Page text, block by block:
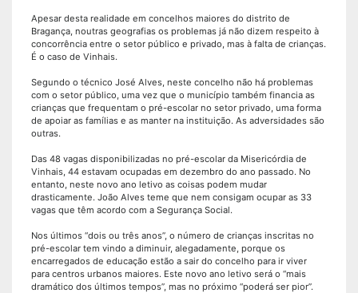
Apesar desta realidade em concelhos maiores do distrito de
Bragança, noutras geografias os problemas já não dizem respeito à
concorrência entre o setor público e privado, mas à falta de crianças.
É o caso de Vinhais.
Segundo o técnico José Alves, neste concelho não há problemas
com o setor público, uma vez que o município também financia as
crianças que frequentam o pré-escolar no setor privado, uma forma
de apoiar as famílias e as manter na instituição. As adversidades são
outras.
Das 48 vagas disponibilizadas no pré-escolar da Misericórdia de
Vinhais, 44 estavam ocupadas em dezembro do ano passado. No
entanto, neste novo ano letivo as coisas podem mudar
drasticamente. João Alves teme que nem consigam ocupar as 33
vagas que têm acordo com a Segurança Social.
Nos últimos “dois ou três anos”, o número de crianças inscritas no
pré-escolar tem vindo a diminuir, alegadamente, porque os
encarregados de educação estão a sair do concelho para ir viver
para centros urbanos maiores. Este novo ano letivo será o “mais
dramático dos últimos tempos”, mas no próximo “poderá ser pior”.